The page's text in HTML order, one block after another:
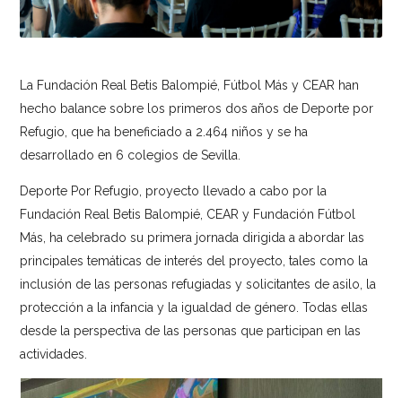
La Fundación Real Betis Balompié, Fútbol Más y CEAR han
hecho balance sobre los primeros dos años de Deporte por
Refugio, que ha beneficiado a 2.464 niños y se ha
desarrollado en 6 colegios de Sevilla.
Deporte Por Refugio, proyecto llevado a cabo por la
Fundación Real Betis Balompié, CEAR y Fundación Fútbol
Más, ha celebrado su primera jornada dirigida a abordar las
principales temáticas de interés del proyecto, tales como la
inclusión de las personas refugiadas y solicitantes de asilo, la
protección a la infancia y la igualdad de género. Todas ellas
desde la perspectiva de las personas que participan en las
actividades.